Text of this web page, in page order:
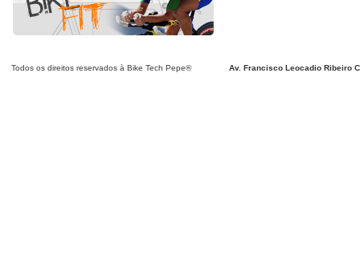
Todos os direitos reservados à Bike Tech Pepe® Av. Francisco Leocadio Ribeiro